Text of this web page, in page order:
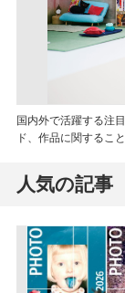
国内外で活躍する注
ド、作品に関するこ
人気の記事